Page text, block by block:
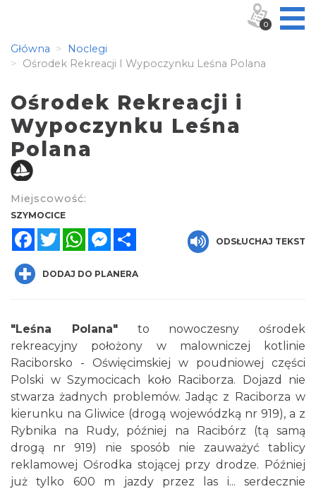
Główna
Noclegi
Ośrodek Rekreacji I Wypoczynku Leśna Polana
Ośrodek Rekreacji i
Wypoczynku Leśna
Polana
Miejscowość:
SZYMOCICE
FacebookTwitterWhatsAppMessenger
ODSŁUCHAJ TEKST
DODAJ DO PLANERA
"Leśna Polana"to nowoczesny ośrodek
rekreacyjny położony w malowniczej kotlinie
Raciborsko - Oświęcimskiej w poudniowej części
Polski w Szymocicach koło Raciborza. Dojazd nie
stwarza żadnych problemów. Jadąc z Raciborza w
kierunku na Gliwice (drogą wojewódzką nr 919), a z
Rybnika na Rudy, później na Racibórz (tą samą
drogą nr 919) nie sposób nie zauważyć tablicy
reklamowej Ośrodka stojącej przy drodze. Później
już tylko 600 m jazdy przez las i... serdecznie
0